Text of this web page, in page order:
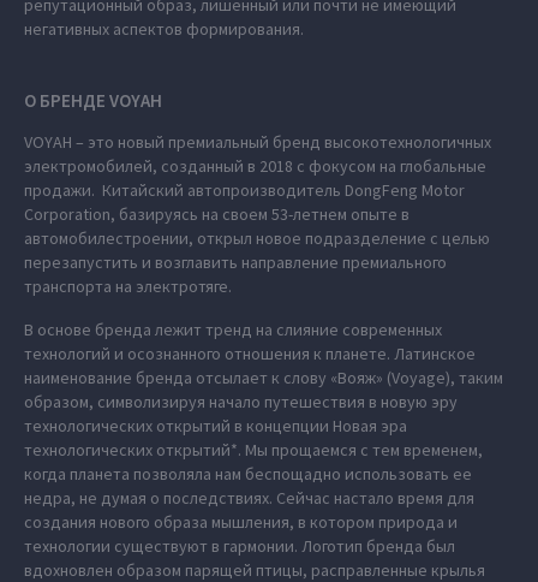
репутационный образ, лишенный или почти не имеющий
негативных аспектов формирования.
О БРЕНДЕ VOYAH
VOYAH – это новый премиальный бренд высокотехнологичных
электромобилей, созданный в 2018 с фокусом на глобальные
продажи. Китайский автопроизводитель DongFeng Motor
Corporation, базируясь на своем 53-летнем опыте в
автомобилестроении, открыл новое подразделение с целью
перезапустить и возглавить направление премиального
транспорта на электротяге.
В основе бренда лежит тренд на слияние современных
технологий и осознанного отношения к планете. Латинское
наименование бренда отсылает к слову «Вояж» (Voyage), таким
образом, символизируя начало путешествия в новую эру
технологических открытий в концепции Новая эра
технологических открытий*. Мы прощаемся с тем временем,
когда планета позволяла нам беспощадно использовать ее
недра, не думая о последствиях. Сейчас настало время для
создания нового образа мышления, в котором природа и
технологии существуют в гармонии. Логотип бренда был
вдохновлен образом парящей птицы, расправленные крылья